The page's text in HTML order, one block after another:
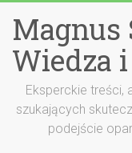
do
treściMagnus
Wiedza
Eksperckie treści,
szukających
podejście